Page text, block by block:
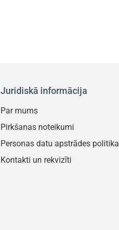
Juridiskā informācija
Par mums
Pirkšanas noteikumi
Personas datu apstrādes politika
Kontakti un rekvizīti